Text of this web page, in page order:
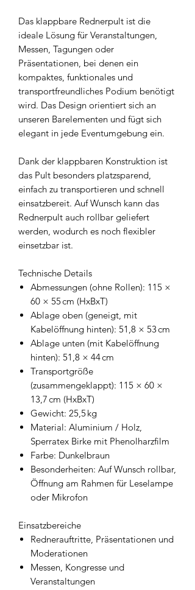
Das klappbare Rednerpult ist die
ideale Lösung für Veranstaltungen,
Messen, Tagungen oder
Präsentationen, bei denen ein
kompaktes, funktionales und
transportfreundliches Podium benötigt
wird. Das Design orientiert sich an
unseren Barelementen und fügt sich
elegant in jede Eventumgebung ein.
Dank der klappbaren Konstruktion ist
das Pult besonders platzsparend,
einfach zu transportieren und schnell
einsatzbereit. Auf Wunsch kann das
Rednerpult auch rollbar geliefert
werden, wodurch es noch flexibler
einsetzbar ist.
Technische Details
Abmessungen (ohne Rollen): 115 ×
60 × 55 cm (HxBxT)
Ablage oben (geneigt, mit
Kabelöffnung hinten): 51,8 × 53 cm
Ablage unten (mit Kabelöffnung
hinten): 51,8 × 44 cm
Transportgröße
(zusammengeklappt): 115 × 60 ×
13,7 cm (HxBxT)
Gewicht: 25,5 kg
Material: Aluminium / Holz,
Sperratex Birke mit Phenolharzfilm
Farbe: Dunkelbraun
Besonderheiten: Auf Wunsch rollbar,
Öffnung am Rahmen für Leselampe
oder Mikrofon
Einsatzbereiche
Rednerauftritte, Präsentationen und
Moderationen
Messen, Kongresse und
Veranstaltungen